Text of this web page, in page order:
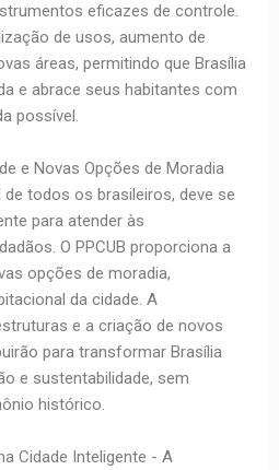
eficazes de controle.
de usos, aumento de
áreas, permitindo que Brasília
e abrace seus habitantes com
possível.
e Novas Opções de Moradia
todos os brasileiros, deve se
para atender às
O PPCUB proporciona a
opções de moradia,
da cidade. A
e a criação de novos
para transformar Brasília
e sustentabilidade, sem
histórico.
Cidade Inteligente - A